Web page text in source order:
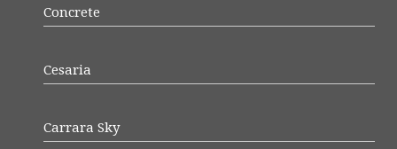
Concrete
Cesaria
Carrara Sky